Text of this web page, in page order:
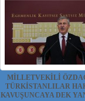
MİLLETVEKİLİ
TÜRKİSTANLILAR
KAVUŞUNCAYA DEK